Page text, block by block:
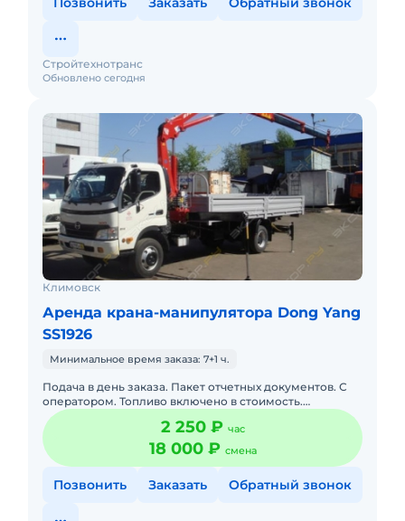
Обновлено сегодня
Стройтехнотранс
Климовск
Аренда крана-манипулятора Dong Yang
SS1926
Минимальное время заказа: 7+1 ч.
Подача в день заказа. Пакет отчетных документов. С
оператором. Топливо включено в стоимость.
Долгосрочная аренда. Краткосрочная аренда. Техника
с малой наработк
2 250 ₽ час
18 000 ₽ смена
Позвонить Заказать Обратный звонок